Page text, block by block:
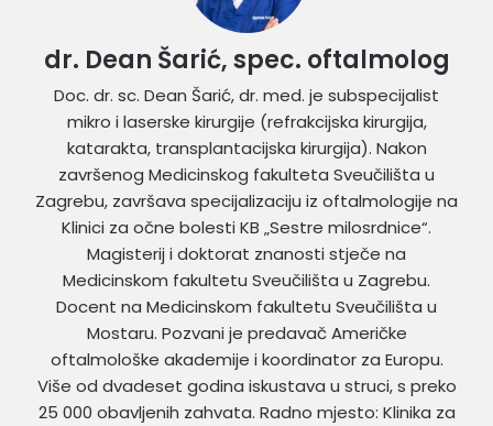
dr. Dean Šarić, spec. oftalmolog
Doc. dr. sc. Dean Šarić, dr. med. je subspecijalist
mikro i laserske kirurgije (refrakcijska kirurgija,
katarakta, transplantacijska kirurgija). Nakon
završenog Medicinskog fakulteta Sveučilišta u
Zagrebu, završava specijalizaciju iz oftalmologije na
Klinici za očne bolesti KB „Sestre milosrdnice“.
Magisterij i doktorat znanosti stječe na
Medicinskom fakultetu Sveučilišta u Zagrebu.
Docent na Medicinskom fakultetu Sveučilišta u
Mostaru. Pozvani je predavač Američke
oftalmološke akademije i koordinator za Europu.
Više od dvadeset godina iskustava u struci, s preko
25 000 obavljenih zahvata. Radno mjesto: Klinika za